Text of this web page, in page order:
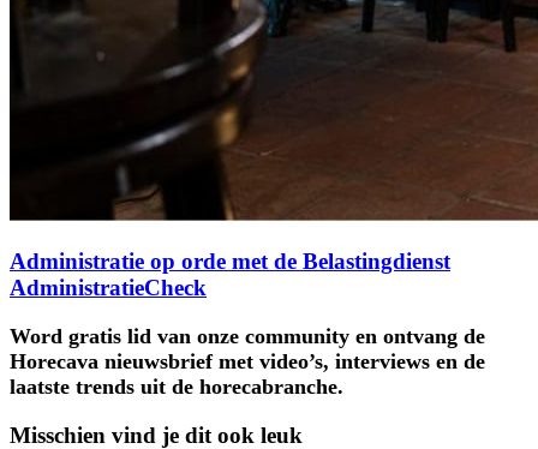
Administratie op orde met de Belastingdienst
AdministratieCheck
Word gratis lid van onze community en ontvang de
Horecava nieuwsbrief met video’s, interviews en de
laatste trends uit de horecabranche.
Misschien vind je dit ook leuk